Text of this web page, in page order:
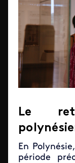
Le
En
période